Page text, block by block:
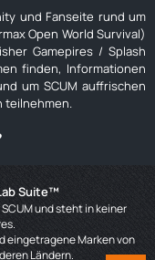
und Fanseite rund um
Open World Survival)
Gamepires / Splash
finden, Informationen
um SCUM auffrischen
teilnehmen.
Suite™
und steht in keiner
eingetragene Marken von
Ländern.